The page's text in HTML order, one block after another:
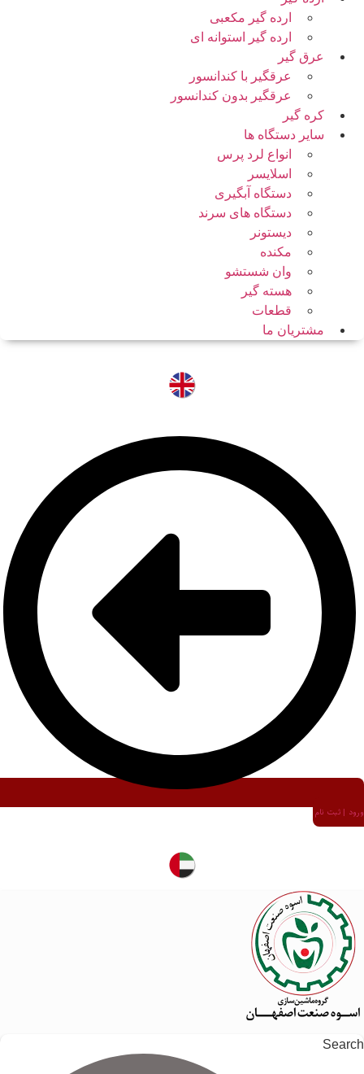
ارده گیر مکعبی
ارده گیر استوانه ای
عرق گیر
عرقگیر با کندانسور
عرقگیر بدون کندانسور
کره گیر
سایر دستگاه ها
انواع لرد پرس
اسلایسر
دستگاه آبگیری
دستگاه های سرند
دیستونر
مکنده
وان شستشو
هسته گیر
قطعات
مشتریان ما
ورود | ثبت نام
Search